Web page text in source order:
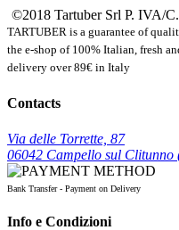
©2018 Tartuber Srl P. IVA/
TARTUBER is a guarantee of
the e-shop of 100% Italian, fresh
delivery over 89€ in Italy
Contacts
Via delle Torrette, 87
06042 Campello sul Clitunno
Bank Transfer - Payment on Delivery
Info e Condizioni